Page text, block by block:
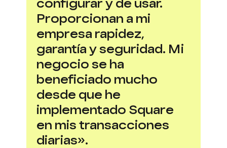
configurar y de usar.
Proporcionan a mi
empresa rapidez,
garantía y seguridad. Mi
negocio se ha
beneficiado mucho
desde que he
implementado Square
en mis transacciones
diarias».